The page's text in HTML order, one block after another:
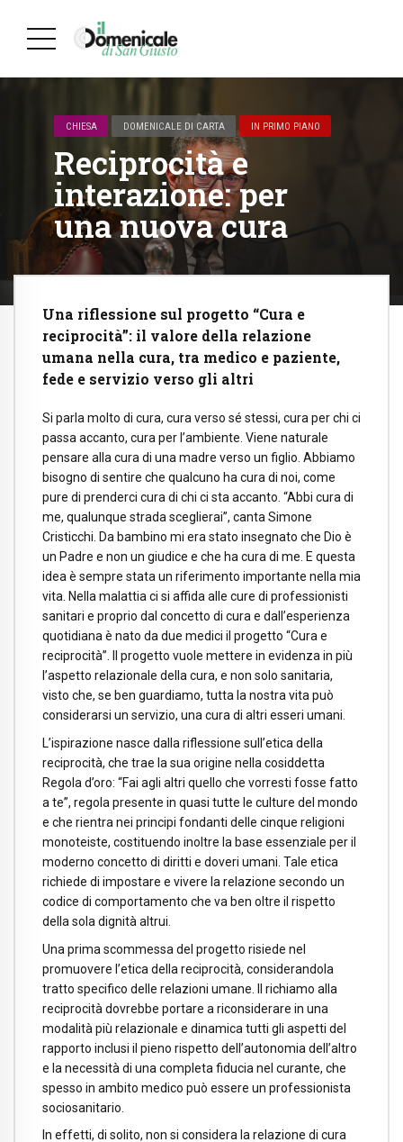
CHIESA DOMENICALE DI CARTA IN PRIMO PIANO
Reciprocità e
interazione: per
una nuova cura
Una riflessione sul progetto “Cura e
reciprocità”: il valore della relazione
umana nella cura, tra medico e paziente,
fede e servizio verso gli altri
Si parla molto di cura, cura verso sé stessi, cura per chi ci
passa accanto, cura per l’ambiente. Viene naturale
pensare alla cura di una madre verso un figlio. Abbiamo
bisogno di sentire che qualcuno ha cura di noi, come
pure di prenderci cura di chi ci sta accanto. “Abbi cura di
me, qualunque strada sceglierai”, canta Simone
Cristicchi. Da bambino mi era stato insegnato che Dio è
un Padre e non un giudice e che ha cura di me. E questa
idea è sempre stata un riferimento importante nella mia
vita. Nella malattia ci si affida alle cure di professionisti
sanitari e proprio dal concetto di cura e dall’esperienza
quotidiana è nato da due medici il progetto “Cura e
reciprocità”. Il progetto vuole mettere in evidenza in più
l’aspetto relazionale della cura, e non solo sanitaria,
visto che, se ben guardiamo, tutta la nostra vita può
considerarsi un servizio, una cura di altri esseri umani.
L’ispirazione nasce dalla riflessione sull’etica della
reciprocità, che trae la sua origine nella cosiddetta
Regola d’oro: “Fai agli altri quello che vorresti fosse fatto
a te”, regola presente in quasi tutte le culture del mondo
e che rientra nei principi fondanti delle cinque religioni
monoteiste, costituendo inoltre la base essenziale per il
moderno concetto di diritti e doveri umani. Tale etica
richiede di impostare e vivere la relazione secondo un
codice di comportamento che va ben oltre il rispetto
della sola dignità altrui.
Una prima scommessa del progetto risiede nel
promuovere l’etica della reciprocità, considerandola
tratto specifico delle relazioni umane. Il richiamo alla
reciprocità dovrebbe portare a riconsiderare in una
modalità più relazionale e dinamica tutti gli aspetti del
rapporto inclusi il pieno rispetto dell’autonomia dell’altro
e la necessità di una completa fiducia nel curante, che
spesso in ambito medico può essere un professionista
sociosanitario.
In effetti, di solito, non si considera la relazione di cura